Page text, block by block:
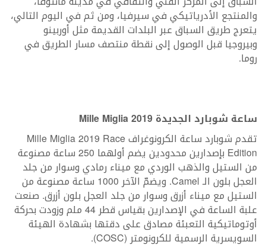
والمنتجع الأدرياتيكي في سيرفيا، ومن ثم في اليوم التالي،
يتعرج طريق السباق عبر البلدات القديمة مثل أوربينو
وبيروجيا قبل الوصول إلى نقطة منتصف مسار الطريق في
روما.
ساعة شوبارد الجديدةMille Miglia 2019
تقدم شوبارد ساعة الكرونوغراف Mille Miglia 2019 Race
Edition بإصدارين محدودين يضم أولهما 250 ساعة مصنوعة
من الستيل والذهب الوردي مع ميناء رمادي وسوار من جلد
العجل بلون الـ Camel. ويضمّ الآخر 1000 ساعة مصنوعة من
الستيل مع ميناء أزرق وسوار من جلد العجل بلون أزرق. صنعت
علبة الساعة في الإصدارين بقياس قطر 44 ملم وزودت بحركة
أوتوماتيكية التعبئة مصادق على دقتها بشهادة الهيئة
السويسرية الرسمية للكرونومتر (COSC).